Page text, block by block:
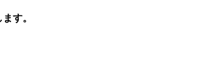
す。